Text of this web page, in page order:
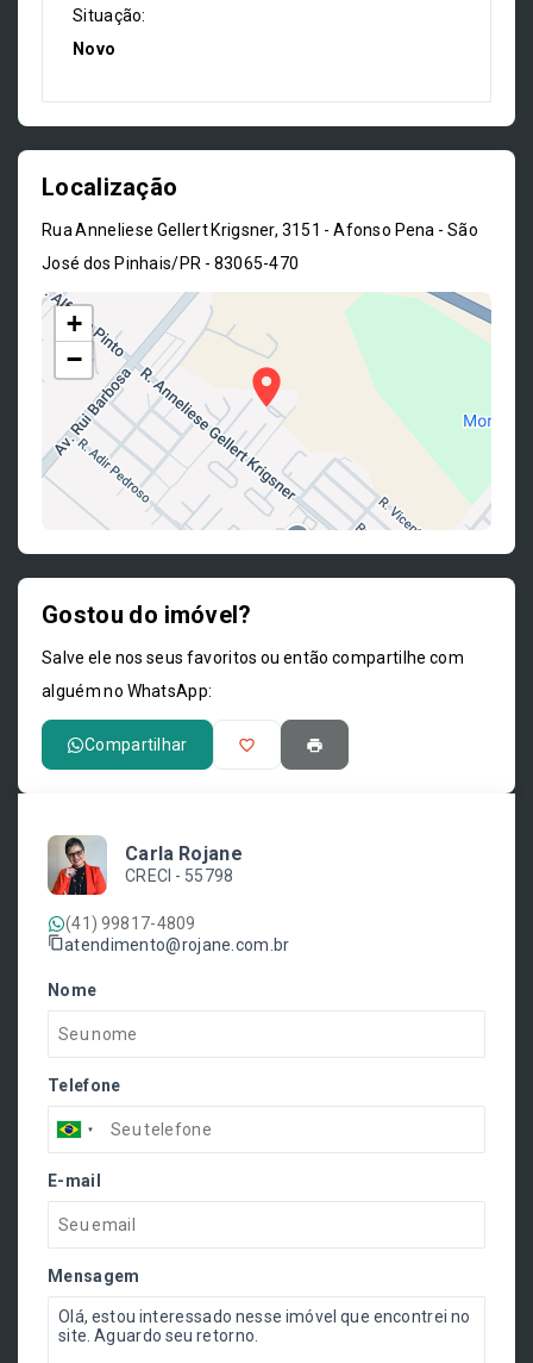
Situação:
Novo
Localização
Rua Anneliese Gellert Krigsner, 3151 - Afonso Pena - São
José dos Pinhais/PR - 83065-470
+
−
Gostou do imóvel?
Salve ele nos seus favoritos ou então compartilhe com
alguém no WhatsApp:
Compartilhar
Carla Rojane
CRECI - 55798
(41) 99817-4809
atendimento@rojane.com.br
Nome
Telefone
E-mail
Mensagem